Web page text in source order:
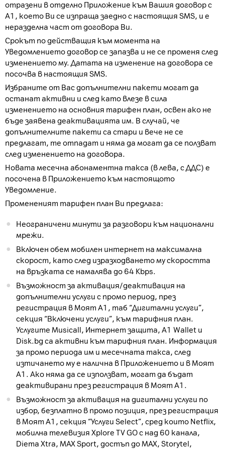
отразени в отделно Приложение към Вашия договор с
А1, което Ви се изпраща заедно с настоящия SMS, и е
неразделна част от договора Ви.
Срокът по действащия към момента на
Уведомлението договор се запазва и не се променя след
изменението му. Датата на изменение на договора се
посочва в настоящия SMS.
Избраните от Вас допълнителни пакети могат да
останат активни и след като влезе в сила
изменението на основния тарифен план, освен ако не
бъде заявена деактивацията им. В случай, че
допълнителните пакети са стари и вече не се
предлагат, те отпадат и няма да могат да се ползват
след изменението на договора.
Новата месечна абонаментна такса (в лева, с ДДС) е
посочена в Приложението към настоящото
Уведомление.
Промененият тарифен план Ви предлага:
Неограничени минути за разговори към национални
мрежи.
Включен обем мобилен интернет на максимална
скорост, като след изразходването му скоростта
на връзката се намалява до 64 Kbps.
Възможност за активация/деактивация на
допълнителни услуги с промо период, през
регистрация в Моят А1, таб “Дигитални услуги”,
секция “Включени услуги”, към тарифния план.
Услугите Musicall, Интернет защита, A1 Wallet и
Disk.bg са активни към тарифния план. Информация
за промо периода им и месечната такса, след
изтичането му е налична в Приложението и в Моят
А1. Ако няма да се използват, могат да бъдат
деактивирани през регистрация в Моят А1.
Възможност за активация на дигитални услуги по
избор, безплатно в промо позиция, през регистрация
в Моят А1, секция “Услуги Select”, сред които Netflix,
мобилна телевизия Xplore TV GO с над 60 канала,
Diema Xtra, MAX Sport, достъп до MAX, Storytel,